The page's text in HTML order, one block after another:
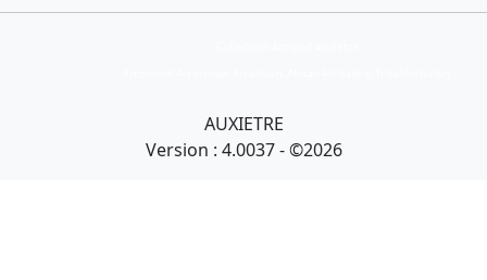
AUXIETRE
Version : 4.0037 - ©2026